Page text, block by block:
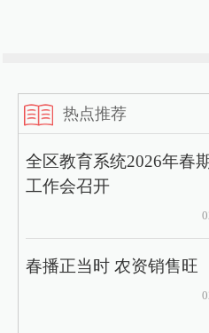
热点推荐
全区教育系统2026年春
工作会召开
春播正当时 农资销售旺